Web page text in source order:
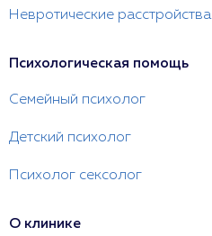
Невротические расстройства
Психологическая помощь
Семейный психолог
Детский психолог
Психолог сексолог
О клинике